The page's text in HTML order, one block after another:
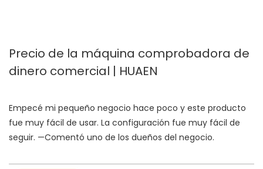
Precio de la máquina comprobadora de
dinero comercial | HUAEN
Empecé mi pequeño negocio hace poco y este producto
fue muy fácil de usar. La configuración fue muy fácil de
seguir. —Comentó uno de los dueños del negocio.